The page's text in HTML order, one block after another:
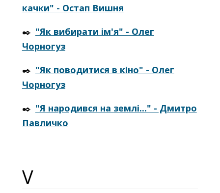
качки" - Остап Вишня
✒️ "Як вибирати ім'я" - Олег
Чорногуз
✒️ "Як поводитися в кіно" - Олег
Чорногуз
✒️ "Я народився на землі..." - Дмитро
Павличко
V